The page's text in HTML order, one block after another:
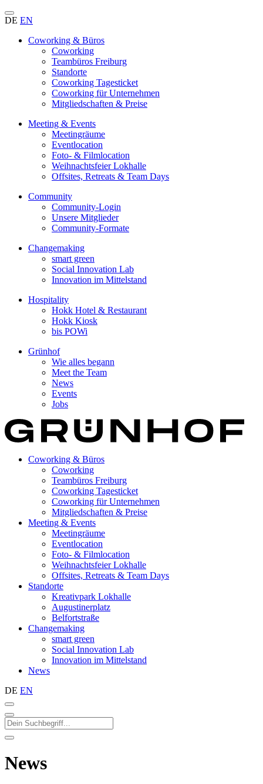
DE EN
Coworking & Büros
Coworking
Teambüros Freiburg
Standorte
Coworking Tagesticket
Coworking für Unternehmen
Mitgliedschaften & Preise
Meeting & Events
Meetingräume
Eventlocation
Foto- & Filmlocation
Weihnachtsfeier Lokhalle
Offsites, Retreats & Team Days
Community
Community-Login
Unsere Mitglieder
Community-Formate
Changemaking
smart green
Social Innovation Lab
Innovation im Mittelstand
Hospitality
Hokk Hotel & Restaurant
Hokk Kiosk
bis POWi
Grünhof
Wie alles begann
Meet the Team
News
Events
Jobs
Coworking & Büros
Coworking
Teambüros Freiburg
Coworking Tagesticket
Coworking für Unternehmen
Mitgliedschaften & Preise
Meeting & Events
Meetingräume
Eventlocation
Foto- & Filmlocation
Weihnachtsfeier Lokhalle
Offsites, Retreats & Team Days
Standorte
Kreativpark Lokhalle
Augustinerplatz
Belfortstraße
Changemaking
smart green
Social Innovation Lab
Innovation im Mittelstand
News
DE EN
News